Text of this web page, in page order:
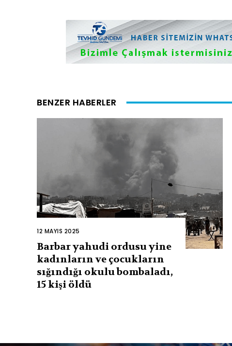
BENZER HABERLER
12 MAYIS 2025
Barbar yahudi ordusu yine
kadınların ve çocukların
sığındığı okulu bombaladı,
15 kişi öldü